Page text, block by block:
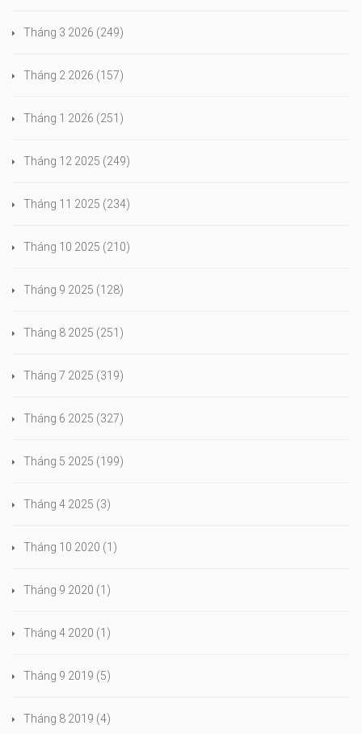
Tháng 3 2026 (249)
Tháng 2 2026 (157)
Tháng 1 2026 (251)
Tháng 12 2025 (249)
Tháng 11 2025 (234)
Tháng 10 2025 (210)
Tháng 9 2025 (128)
Tháng 8 2025 (251)
Tháng 7 2025 (319)
Tháng 6 2025 (327)
Tháng 5 2025 (199)
Tháng 4 2025 (3)
Tháng 10 2020 (1)
Tháng 9 2020 (1)
Tháng 4 2020 (1)
Tháng 9 2019 (5)
Tháng 8 2019 (4)